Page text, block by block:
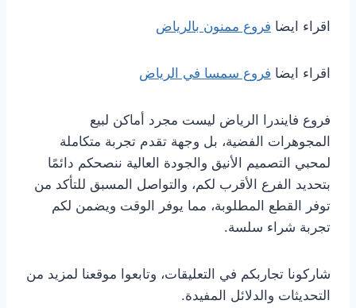
اقراء ايضا فروع ممنون بالرياض
اقراء ايضا فروع سمسا في الرياض
فروع فايندرا الرياض ليست مجرد أماكن لبيع
المجوهرات الفضية، بل وجهة تقدم تجربة متكاملة
لمحبي التصميم الأنيق والجودة العالية ننصحكم دائمًا
بتحديد الفرع الأقرب لكم، والتواصل المسبق للتأكد من
توفر القطع المطلوبة، مما يوفر الوقت ويضمن لكم
تجربة شراء سلسة.
شاركونا تجاربكم في التعليقات، وتابعوا موقعنا لمزيد من
التحديثات والدلائل المفيدة.